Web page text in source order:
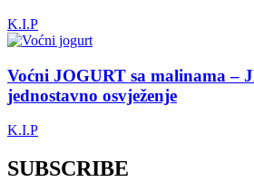
K.I.P
Voćni JOGURT sa malinama –
jednostavno osvježenje
K.I.P
SUBSCRIBE